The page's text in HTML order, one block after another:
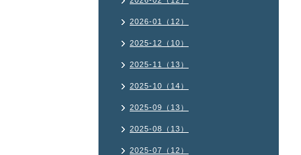
2026-01（12）
2025-12（10）
2025-11（13）
2025-10（14）
2025-09（13）
2025-08（13）
2025-07（12）